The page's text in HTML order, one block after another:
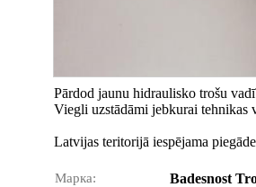
Pārdod jaunu hidraulisko trošu
Viegli uzstādāmi jebkurai tehnikas
Latvijas teritorijā iespējama
Марка: Badesnost